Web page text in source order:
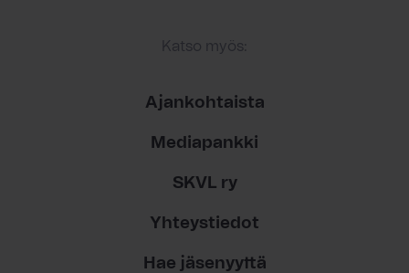
Katso myös:
Ajankohtaista
Mediapankki
SKVL ry
Yhteystiedot
Hae jäsenyyttä